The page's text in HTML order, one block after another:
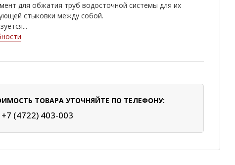
для обжатия труб водосточной системы для их
стыковки между собой.
ТОВАРА УТОЧНЯЙТЕ ПО ТЕЛЕФОНУ:
+7 (4722) 403-003